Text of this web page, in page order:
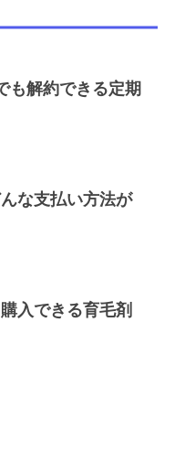
も解約できる定期
な支払い方法が
入できる育毛剤